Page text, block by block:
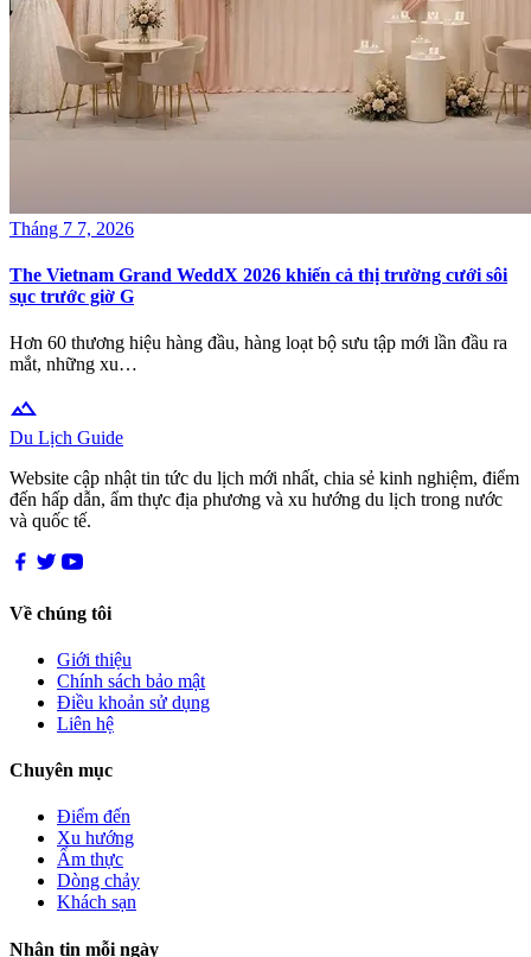
Tháng 7 7, 2026
The Vietnam Grand WeddX 2026 khiến cả thị trường cưới sôi
sục trước giờ G
Hơn 60 thương hiệu hàng đầu, hàng loạt bộ sưu tập mới lần đầu ra
mắt, những xu…
terrain
Du Lịch Guide
Website cập nhật tin tức du lịch mới nhất, chia sẻ kinh nghiệm, điểm
đến hấp dẫn, ẩm thực địa phương và xu hướng du lịch trong nước
và quốc tế.
Về chúng tôi
Giới thiệu
Chính sách bảo mật
Điều khoản sử dụng
Liên hệ
Chuyên mục
Điểm đến
Xu hướng
Ẩm thực
Dòng chảy
Khách sạn
Nhận tin mỗi ngày